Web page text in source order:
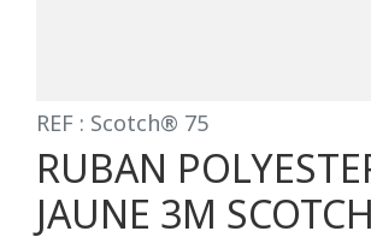
REF : Scotch® 75
RUBAN
JAUNE 3M